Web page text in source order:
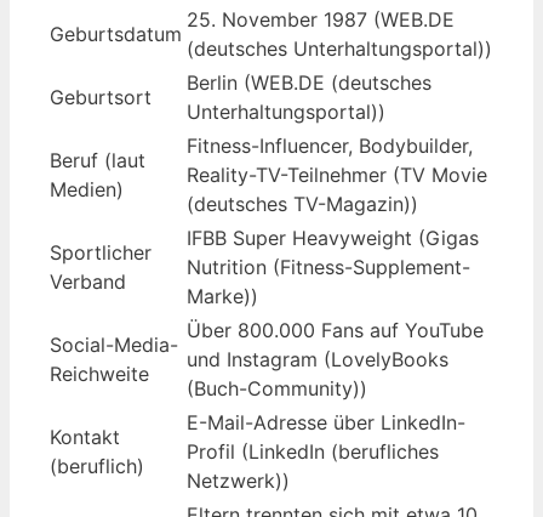
Geburtsdatum
25. November 1987 (WEB.DE
(deutsches Unterhaltungsportal))
Geburtsort
Berlin (WEB.DE (deutsches
Unterhaltungsportal))
Beruf (laut
Medien)
Fitness-Influencer, Bodybuilder,
Reality-TV-Teilnehmer (TV Movie
(deutsches TV-Magazin))
Sportlicher
Verband
IFBB Super Heavyweight (Gigas
Nutrition (Fitness-Supplement-
Marke))
Social-Media-
Reichweite
Über 800.000 Fans auf YouTube
und Instagram (LovelyBooks
(Buch-Community))
Kontakt
(beruflich)
E-Mail-Adresse über LinkedIn-
Profil (LinkedIn (berufliches
Netzwerk))